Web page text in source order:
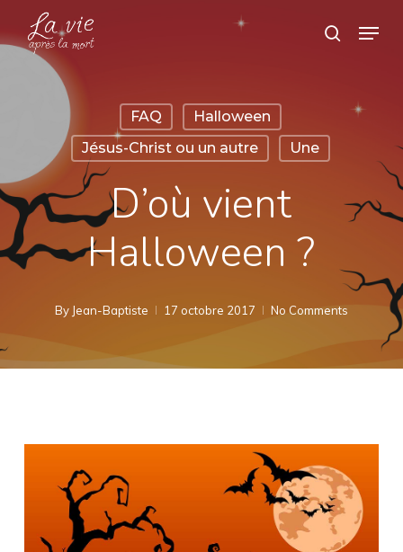
to
search
Menu
FAQ
Halloween
Jésus-Christ ou un autre
Une
D’où vient
Halloween ?
By Jean-Baptiste 17 octobre 2017 No Comments